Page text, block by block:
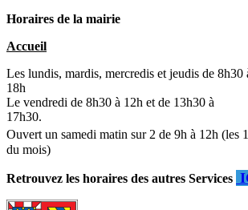
Horaires de la mairie
Accueil
Les lundis, mardis, mercredis et jeudis de 8h30
18h
Le vendredi de 8h30 à 12h et de 13h30 à
Ouvert un samedi matin sur 2 de 9h à 12h (les 1
du mois)
Retrouvez les horaires des autres Services